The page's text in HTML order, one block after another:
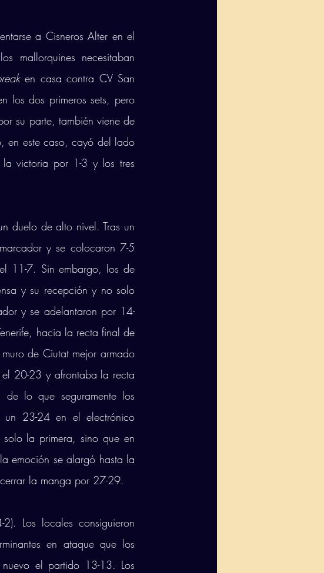
a Cisneros Alter en el
mallorquines necesitaban
en casa contra CV San
los dos primeros sets, pero
su parte, también viene de
en este caso, cayó del lado
victoria por 1-3 y los tres
duelo de alto nivel. Tras un
y se colocaron 7-5
11-7. Sin embargo, los de
y su recepción y no solo
y se adelantaron por 14-
hacia la recta final de
de Ciutat mejor armado
20-23 y afrontaba la recta
lo que seguramente los
un 23-24 en el electrónico
la primera, sino que en
emoción se alargó hasta la
la manga por 27-29.
Los locales consiguieron
en ataque que los
el partido 13-13. Los